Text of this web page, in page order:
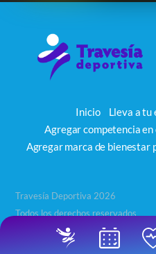
Inicio
Lleva a tu
Agregar competencia
Agregar marca de bienestar
Travesía Deportiva 2026
Todos los derechos reservados